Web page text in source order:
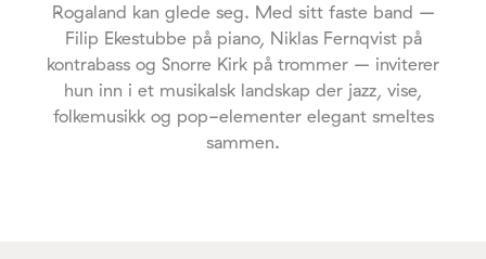
Rogaland kan glede seg. Med sitt faste band –
Filip Ekestubbe på piano, Niklas Fernqvist på
kontrabass og Snorre Kirk på trommer – inviterer
hun inn i et musikalsk landskap der jazz, vise,
folkemusikk og pop-elementer elegant smeltes
sammen.